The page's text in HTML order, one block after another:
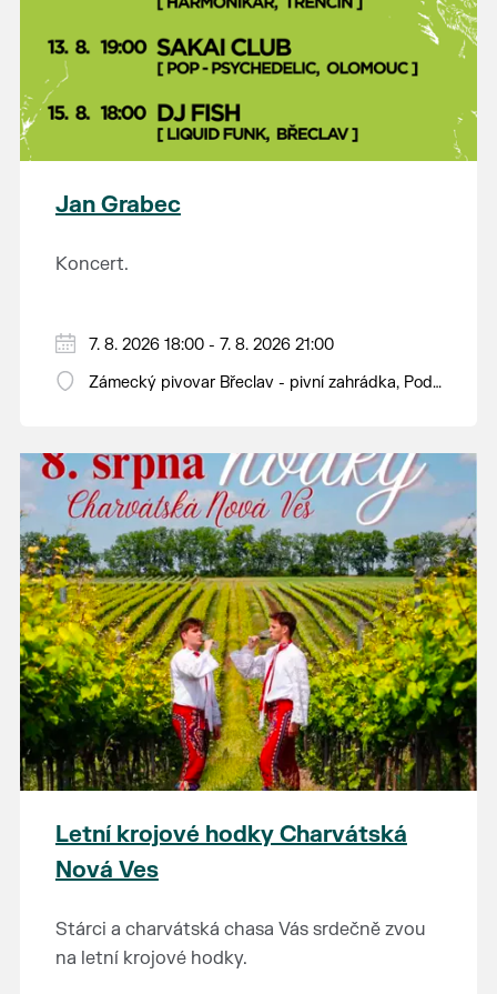
Jan Grabec
Koncert.
7. 8. 2026 18:00 - 7. 8. 2026 21:00
Zámecký pivovar Břeclav - pivní zahrádka, Pod
Letní krojové hodky Charvátská
Nová Ves
Stárci a charvátská chasa Vás srdečně zvou
na letní krojové hodky.